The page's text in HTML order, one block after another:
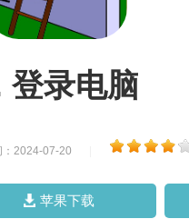
登录电脑
：2024-07-20
苹果下载